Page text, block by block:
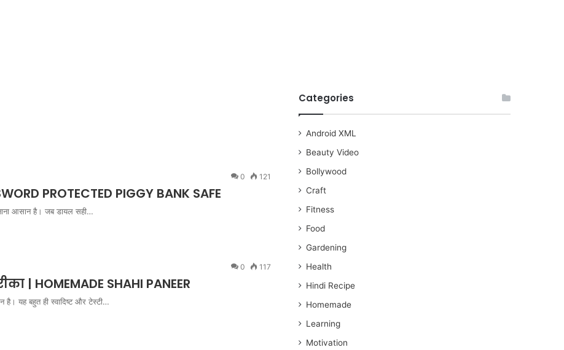
0 121
PROTECTED PIGGY BANK SAFE
आसान है। जब डायल सही…
0 117
HOMEMADE SHAHI PANEER
है। यह बहुत ही स्वादिष्ट और टेस्टी…
Categories
Android XML
Beauty Video
Bollywood
Craft
Fitness
Food
Gardening
Health
Hindi Recipe
Homemade
Learning
Motivation